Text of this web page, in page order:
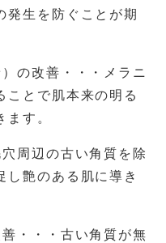
発生を防ぐことが期
の改善・・・メラニ
ことで肌本来の明る
す。
周辺の古い角質を除
し艶のある肌に導き
・・・古い角質が無